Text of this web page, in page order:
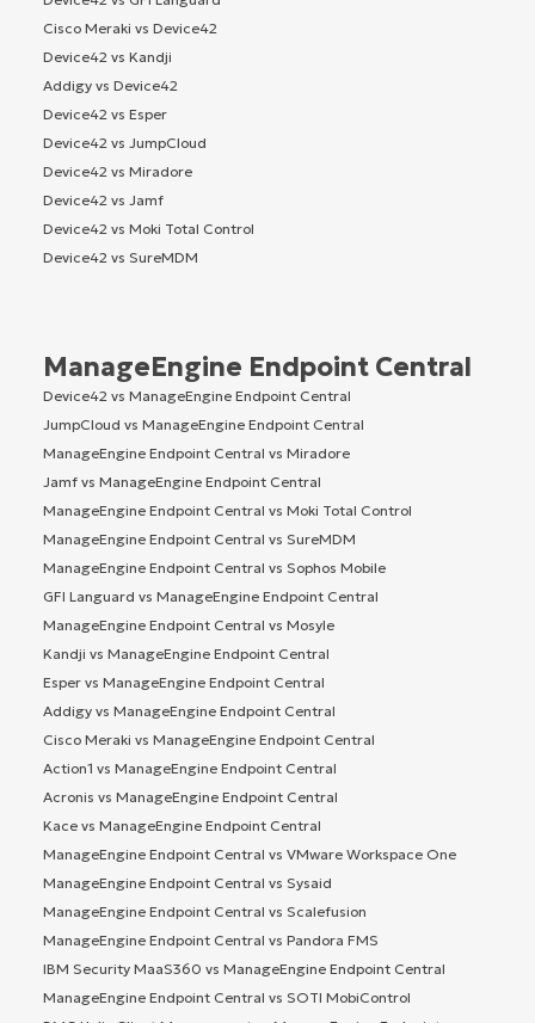
Cisco Meraki vs Device42
Device42 vs Kandji
Addigy vs Device42
Device42 vs Esper
Device42 vs JumpCloud
Device42 vs Miradore
Device42 vs Jamf
Device42 vs Moki Total Control
Device42 vs SureMDM
ManageEngine Endpoint Central
Device42 vs ManageEngine Endpoint Central
JumpCloud vs ManageEngine Endpoint Central
ManageEngine Endpoint Central vs Miradore
Jamf vs ManageEngine Endpoint Central
ManageEngine Endpoint Central vs Moki Total Control
ManageEngine Endpoint Central vs SureMDM
ManageEngine Endpoint Central vs Sophos Mobile
GFI Languard vs ManageEngine Endpoint Central
ManageEngine Endpoint Central vs Mosyle
Kandji vs ManageEngine Endpoint Central
Esper vs ManageEngine Endpoint Central
Addigy vs ManageEngine Endpoint Central
Cisco Meraki vs ManageEngine Endpoint Central
Action1 vs ManageEngine Endpoint Central
Acronis vs ManageEngine Endpoint Central
Kace vs ManageEngine Endpoint Central
ManageEngine Endpoint Central vs VMware Workspace One
ManageEngine Endpoint Central vs Sysaid
ManageEngine Endpoint Central vs Scalefusion
ManageEngine Endpoint Central vs Pandora FMS
IBM Security MaaS360 vs ManageEngine Endpoint Central
ManageEngine Endpoint Central vs SOTI MobiControl